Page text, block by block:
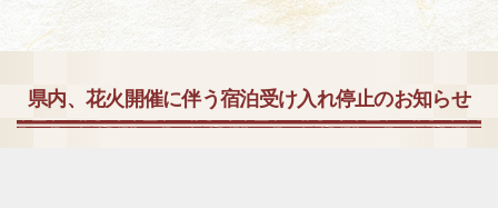
県内、花火開催に伴う宿泊受け入れ停止のお知らせ